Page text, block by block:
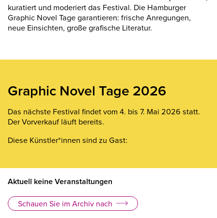
kuratiert und moderiert das Festival. Die Hamburger
Graphic Novel Tage garantieren: frische Anregungen,
neue Einsichten, große grafische Literatur.
Graphic Novel Tage 2026
Das nächste Festival findet vom 4. bis 7. Mai 2026 statt.
Der Vorverkauf läuft bereits.
Diese Künstler*innen sind zu Gast:
Aktuell keine Veranstaltungen
Schauen Sie im Archiv nach